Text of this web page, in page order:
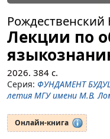
Лекции по
2026. 384 с.
Серия: ФУНДАМЕНТ
летия МГУ имени М.В.
Онлайн-книга